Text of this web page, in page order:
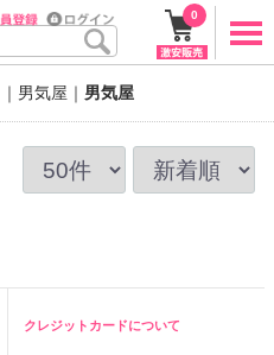
0
男気屋 男気屋
クレジットカードについて